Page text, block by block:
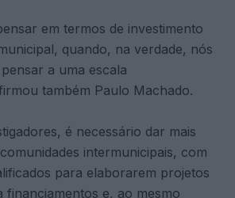
em termos de investimento
quando, na verdade, nós
a uma escala
também Paulo Machado.
é necessário dar mais
intermunicipais, com
para elaborarem projetos
financiamentos e, ao mesmo